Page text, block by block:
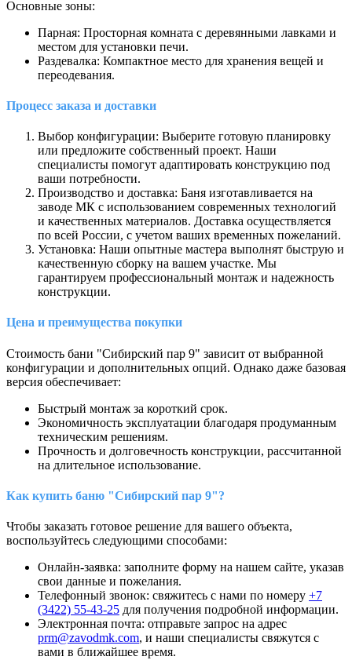
Основные зоны:
Парная: Просторная комната с деревянными лавками и
местом для установки печи.
Раздевалка: Компактное место для хранения вещей и
переодевания.
Процесс заказа и доставки
Выбор конфигурации: Выберите готовую планировку
или предложите собственный проект. Наши
специалисты помогут адаптировать конструкцию под
ваши потребности.
Производство и доставка: Баня изготавливается на
заводе МК с использованием современных технологий
и качественных материалов. Доставка осуществляется
по всей России, с учетом ваших временных пожеланий.
Установка: Наши опытные мастера выполнят быструю и
качественную сборку на вашем участке. Мы
гарантируем профессиональный монтаж и надежность
конструкции.
Цена и преимущества покупки
Стоимость бани "Сибирский пар 9" зависит от выбранной
конфигурации и дополнительных опций. Однако даже базовая
версия обеспечивает:
Быстрый монтаж за короткий срок.
Экономичность эксплуатации благодаря продуманным
техническим решениям.
Прочность и долговечность конструкции, рассчитанной
на длительное использование.
Как купить баню "Сибирский пар 9"?
Чтобы заказать готовое решение для вашего объекта,
воспользуйтесь следующими способами:
Онлайн-заявка: заполните форму на нашем сайте, указав
свои данные и пожелания.
Телефонный звонок: свяжитесь с нами по номеру +7
(3422) 55-43-25 для получения подробной информации.
Электронная почта: отправьте запрос на адрес
prm@zavodmk.com, и наши специалисты свяжутся с
вами в ближайшее время.